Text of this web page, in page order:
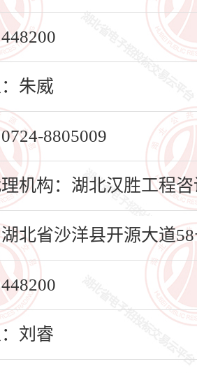
朱威
8805009
机构：湖北汉胜工程咨
北省沙洋县开源大道
刘睿